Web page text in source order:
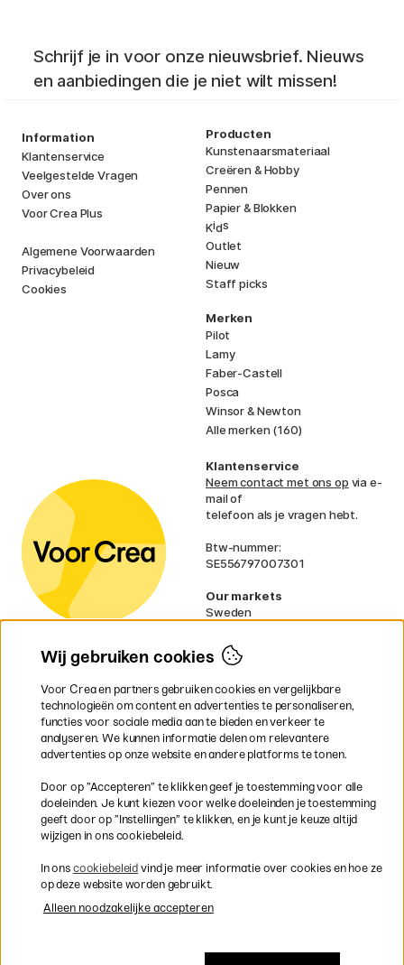
Schrijf je in voor onze nieuwsbrief. Nieuws
en aanbiedingen die je niet wilt missen!
Information
Klantenservice
Veelgestelde Vragen
Over ons
Voor Crea Plus
Algemene Voorwaarden
Privacybeleid
Cookies
Producten
Kunstenaarsmateriaal
Creëren & Hobby
Pennen
Papier & Blokken
Kids
Outlet
Nieuw
Staff picks
Merken
Pilot
Lamy
Faber-Castell
Posca
Winsor & Newton
Alle merken (160)
Klantenservice
Neem contact met ons op via e-
mail of
telefoon als je vragen hebt.
Btw-nummer:
SE556797007301
Our markets
Sweden
Denmark
Finland
Ireland
Germany
UK
EU
gelden voor volumineuze producten.
Snel en veilig met creditcard of iDEAL
Wij gebruiken cookies
Voor Crea en partners gebruiken cookies en vergelijkbare
technologieën om content en advertenties te personaliseren,
functies voor sociale media aan te bieden en verkeer te
analyseren. We kunnen informatie delen om relevantere
advertenties op onze website en andere platforms te tonen.
Door op ”Accepteren” te klikken geef je toestemming voor alle
doeleinden. Je kunt kiezen voor welke doeleinden je toestemming
geeft door op ”Instellingen” te klikken, en je kunt je keuze altijd
wijzigen in ons cookiebeleid.
In ons cookiebeleid vind je meer informatie over cookies en hoe ze
op deze website worden gebruikt.
Alleen noodzakelijke accepteren